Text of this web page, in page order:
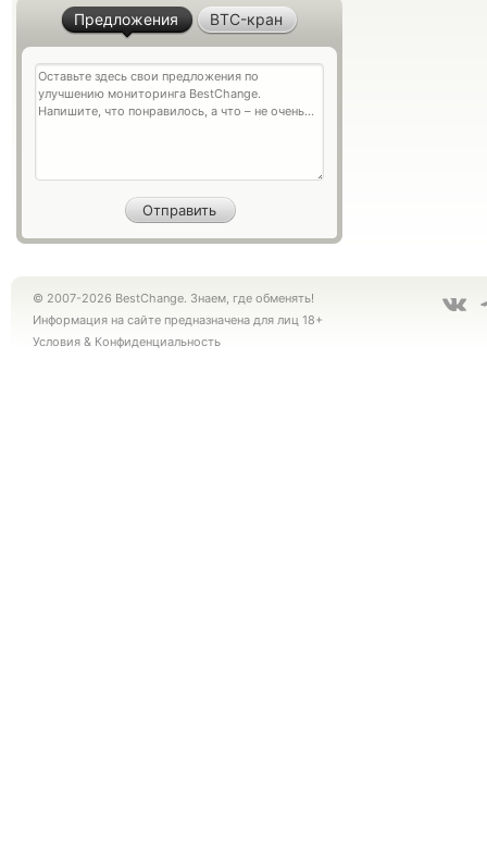
Предложения BTC-кран
© 2007-2026 BestChange. Знаем, где обменять!
Информация на сайте предназначена для лиц 18+
Условия & Конфиденциальность